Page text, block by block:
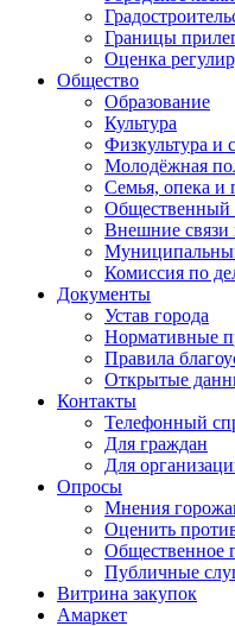
Границы
Оценка
Общество
Образование
Культура
Физкультура и
Молодёжная
Семья, опека и
Общественный
Внешние связи
Комиссия по
Документы
Устав города
Нормативные
Правила
Открытые
Контакты
Телефонный
Для граждан
Для
Опросы
Мнения
Оценить
Общественное
Публичные
Витрина закупок
Амаркет